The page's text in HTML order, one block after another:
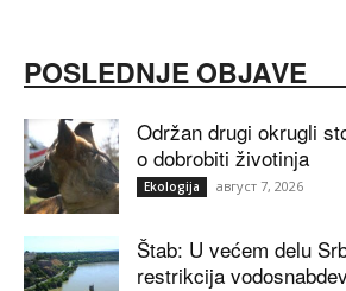
POSLEDNJE OBJAVE
Održan drugi okrugli
o dobrobiti životinja
Ekologija август 7, 2026
Štab: U većem delu
restrikcija